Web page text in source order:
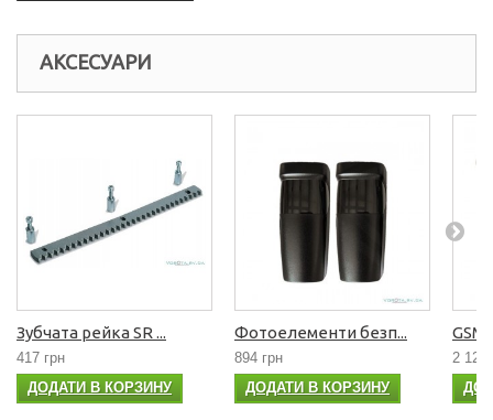
АКСЕСУАРИ
Зубчата рейка SR ...
417 грн
ДОДАТИ В КОРЗИНУ
Фотоелементи безп...
894 грн
ДОДАТИ В КОРЗИНУ
GSM
2 121